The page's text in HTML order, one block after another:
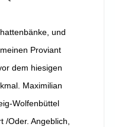
und
Proviant
dem hiesigen
Maximilian
Wolfenbüttel
/Oder. Angeblich,